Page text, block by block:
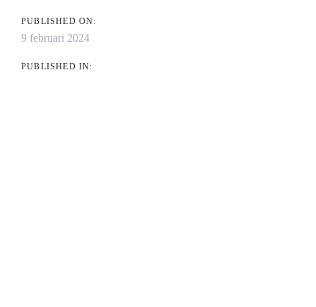
PUBLISHED ON:
9 februari 2024
PUBLISHED IN: